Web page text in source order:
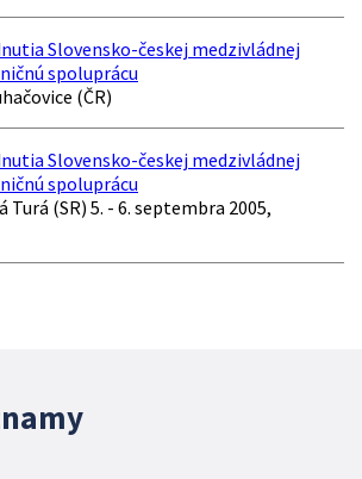
Slovensko-českej medzivládnej
spoluprácu
(ČR)
Slovensko-českej medzivládnej
spoluprácu
Turá (SR) 5. - 6. septembra 2005,